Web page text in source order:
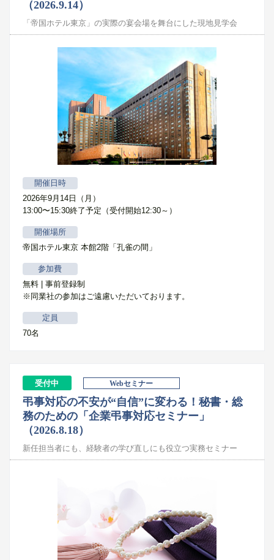
（2026.9.14）
「帝国ホテル東京」の実際の宴会場を舞台にした現地見学会
開催日時
2026年9月14日（月）
13:00〜15:30終了予定（受付開始12:30～）
開催場所
帝国ホテル東京 本館2階「孔雀の間」
参加費
無料 | 事前登録制
※同業社の参加はご遠慮いただいております。
定員
70名
受付中 Webセミナー
弔事対応の不安が“自信”に変わる！秘書・総
務のための「企業弔事対応セミナー」
（2026.8.18）
新任担当者にも、経験者の学び直しにも役立つ実務セミナー